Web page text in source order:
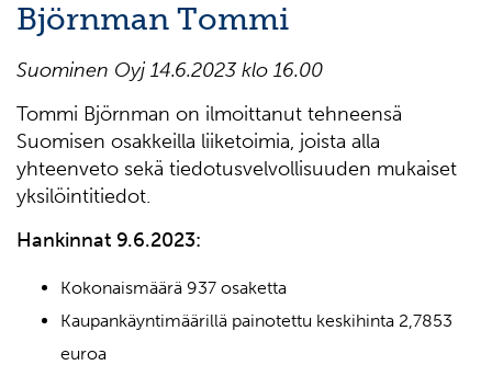
Björnman Tommi
Suominen Oyj 14.6.2023 klo 16.00
Tommi Björnman on ilmoittanut tehneensä
Suomisen osakkeilla liiketoimia, joista alla
yhteenveto sekä tiedotusvelvollisuuden mukaiset
yksilöintitiedot.
Hankinnat 9.6.2023:
Kokonaismäärä 937 osaketta
Kaupankäyntimäärillä painotettu keskihinta 2,7853
euroa